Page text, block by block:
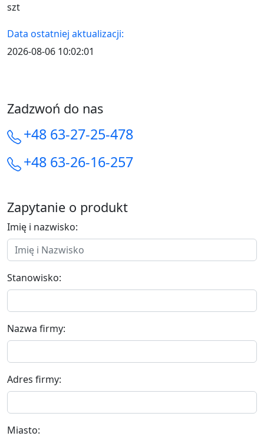
szt
Data ostatniej aktualizacji:
2026-08-06 10:02:01
Zadzwoń do nas
+48 63-27-25-478
+48 63-26-16-257
Zapytanie o produkt
Imię i nazwisko:
Stanowisko:
Nazwa firmy:
Adres firmy:
Miasto: